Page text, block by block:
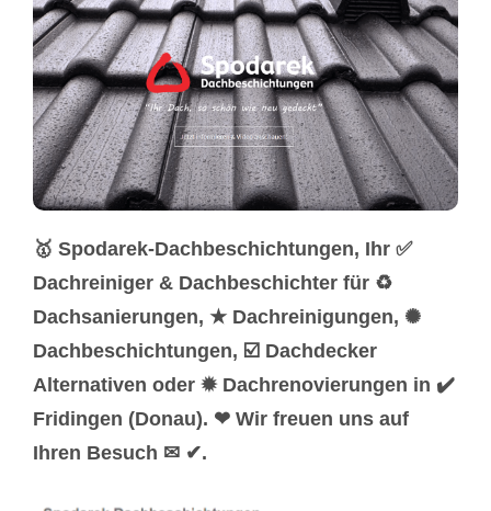
🥇 Spodarek-Dachbeschichtungen, Ihr ✅
Dachreiniger & Dachbeschichter für ♻
Dachsanierungen, ★ Dachreinigungen, ✺
Dachbeschichtungen, ☑️ Dachdecker
Alternativen oder ✹ Dachrenovierungen in ✔️
Fridingen (Donau). ❤ Wir freuen uns auf
Ihren Besuch ✉ ✔.